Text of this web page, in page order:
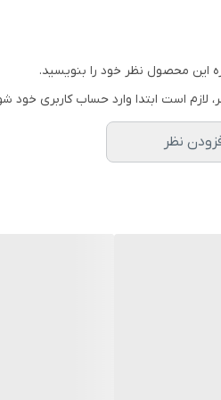
این محصول نظر خود را بنویسید.
لازم است ابتدا وارد حساب کاربری خود
نظر